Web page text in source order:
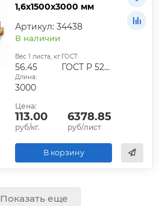
1,6х1500х3000 мм
Артикул: 34438
В наличии
Вес 1 листа, кг:
56.45
ГОСТ:
ГОСТ Р 52246-2016
Длина:
3000
Цена:
113.00
руб/кг.
6378.85
руб/лист
В корзину
Показать еще